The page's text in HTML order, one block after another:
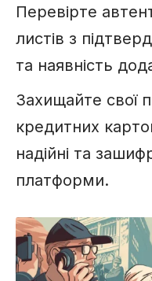
Перевірте
листів з
та наявність
Захищайте свої
кредитних
надійні та
платформи.